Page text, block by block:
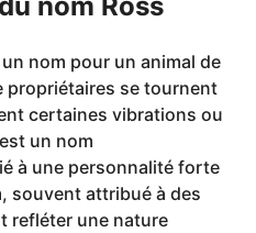
nom pour un animal de
propriétaires se tournent
certaines vibrations ou
un nom
à une personnalité forte
souvent attribué à des
refléter une nature